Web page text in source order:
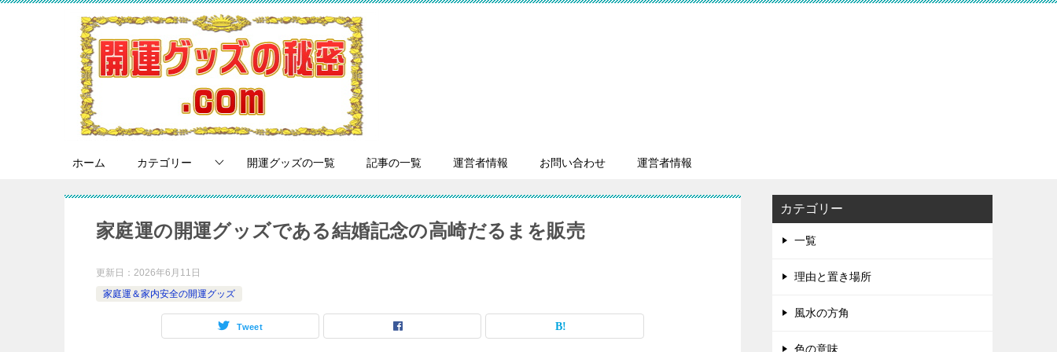
ホーム カテゴリー 開運グッズの一覧 記事の一覧 運営者情報 お問い合わせ 運営者情報
家庭運の開運グッズである結婚記念の高崎だるまを販売
更新日： 2026年6月11日
家庭運＆家内安全の開運グッズ
Tweet
カテゴリー
一覧
理由と置き場所
風水の方角
色の意味